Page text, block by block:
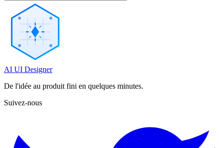
AI UI Designer
De l'idée au produit fini en quelques minutes.
Suivez-nous